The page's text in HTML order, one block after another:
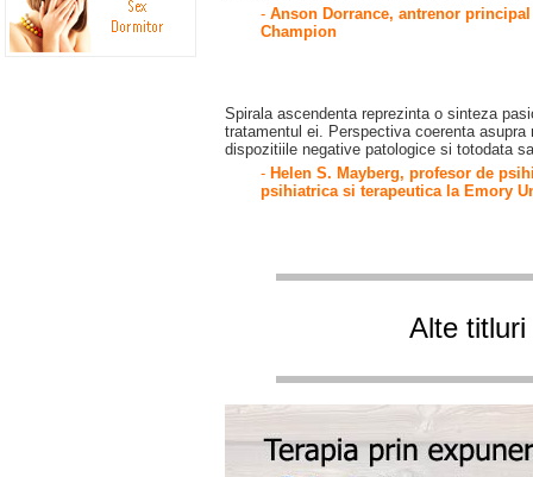
- Anson Dorrance, antrenor
Champion
Spirala ascendenta reprezinta o sinteza
tratamentul ei. Perspectiva coerenta
dispozitiile negative patologice si totodata
- Helen S. Mayberg, profesor de
psihiatrica si terapeutica la Emory
Alte